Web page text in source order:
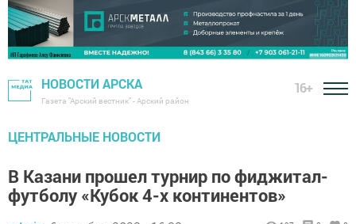
НОВОСТИ АРСКА
Газета "Арский вестник" - Арский район
16+
ЦЕНТРАЛЬНЫЕ НОВОСТИ
В Казани прошел турнир по фиджитал-
футболу «Кубок 4-х континентов»